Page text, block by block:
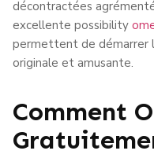
décontractées
excellente possibility
permettent de démarrer
originale et amusante.
Comment